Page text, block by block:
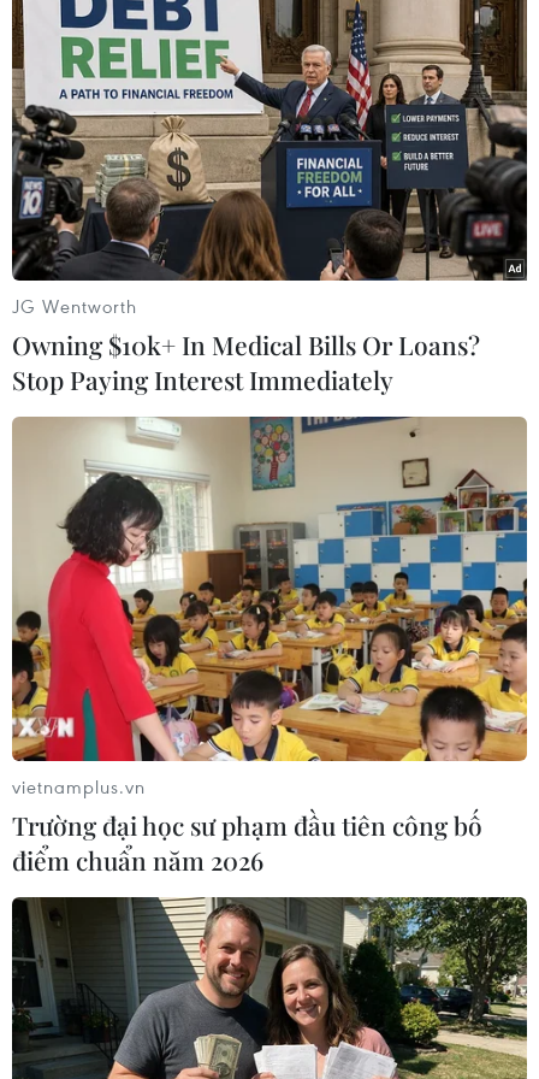
TIN LIÊN QUAN
Hà Nội: Phạt tù 21 bị cáo trong đường dây
lừa đảo, rửa tiền xuyên quốc gia
20/05/2024 12:30
Sau 5 ngày xét xử và nghị án, chiều 20/5, Tòa án Nhân
dân Hà Nội ra phán quyết với 21 người trong đường
dây lừa đảo và rửa tiền xuyên quốc gia, mỗi ngày giao
dịch rút tiền mặt từ 20-150 tỷ đồng.
JG Wentworth
Owning $10k+ In Medical Bills Or Loans?
Stop Paying Interest Immediately
vietnamplus.vn
Trường đại học sư phạm đầu tiên công bố
điểm chuẩn năm 2026